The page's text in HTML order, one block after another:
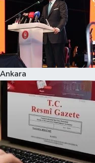
Ankara
Eğitim
Hava Durumu
Kadın
Kim kimdir?
Kültür Sanat
Sağlık